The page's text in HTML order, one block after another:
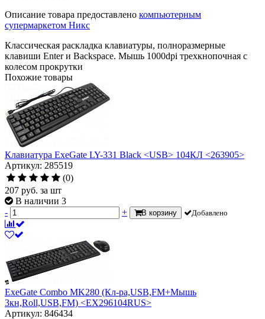
Описание товара предоставлено компьютерным
супермаркетом Никс
Классическая раскладка клавиатуры, полноразмерные
клавиши Enter и Backspace. Мышь 1000dpi трехкнопочная с
колесом прокрутки
Похожие товары
Клавиатура ExeGate LY-331 Black <USB> 104КЛ <263905>
Артикул: 285519
(0)
207 руб. за шт
В наличии 3
-
+ В корзину Добавлено
ExeGate Combo MK280 (Кл-ра,USB,FM+Мышь
3кн,Roll,USB,FM) <EX296104RUS>
Артикул: 846434